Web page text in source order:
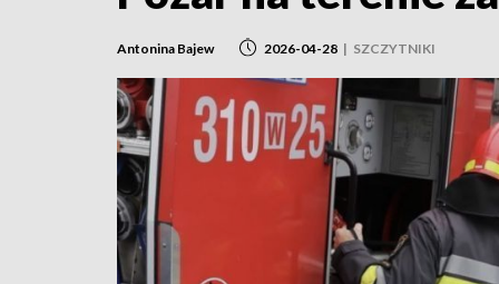
Antonina Bajew 2026-04-28 | SZCZYTNIKI